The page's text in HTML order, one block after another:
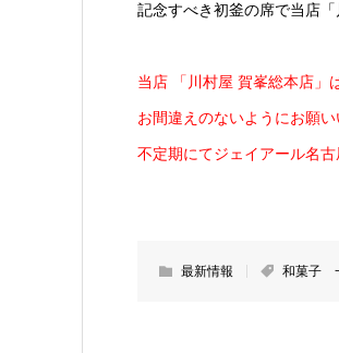
記念すべき初釜の席で当店
当店 「川村屋 賀峯総本店」
お間違えのないようにお願い
不定期にてジェイアール名
最新情報 和菓子